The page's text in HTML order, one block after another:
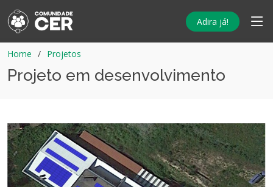
Adira já!
Home Projetos
Projeto em desenvolvimento